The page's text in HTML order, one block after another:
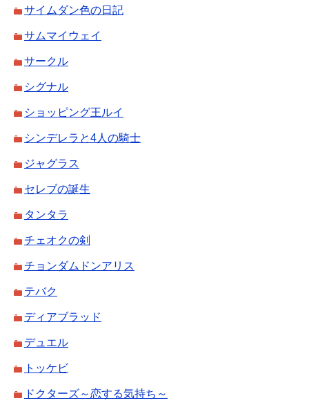
サイムダン色の日記
サムマイウェイ
サークル
シグナル
ショッピング王ルイ
シンデレラと4人の騎士
ジャグラス
セレブの誕生
タンタラ
チェオクの剣
チョンダムドンアリス
テバク
ディアブラッド
デュエル
トッケビ
ドクターズ～恋する気持ち～